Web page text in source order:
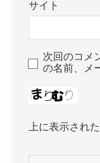
サイト
次回のコメ
の名前、メ
上に表示され